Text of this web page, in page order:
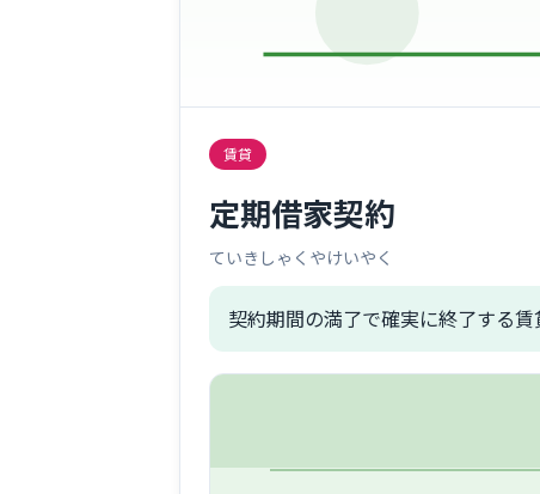
賃貸
定期借家契約
ていきしゃくやけいやく
契約期間の満了で確実に終了する